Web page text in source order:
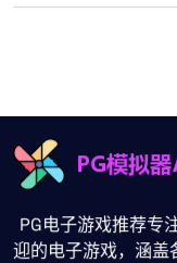
PG电子游戏推荐专
迎的电子游戏，涵盖